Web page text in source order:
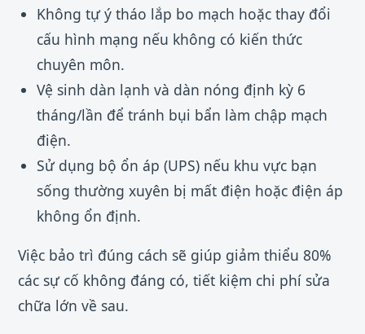
Không tự ý tháo lắp bo mạch hoặc thay đổi
cấu hình mạng nếu không có kiến thức
chuyên môn.
Vệ sinh dàn lạnh và dàn nóng định kỳ 6
tháng/lần để tránh bụi bẩn làm chập mạch
điện.
Sử dụng bộ ổn áp (UPS) nếu khu vực bạn
sống thường xuyên bị mất điện hoặc điện áp
không ổn định.
Việc bảo trì đúng cách sẽ giúp giảm thiểu 80%
các sự cố không đáng có, tiết kiệm chi phí sửa
chữa lớn về sau.